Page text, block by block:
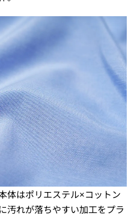
体はポリエステル×コットン
汚れが落ちやすい加工をプラ